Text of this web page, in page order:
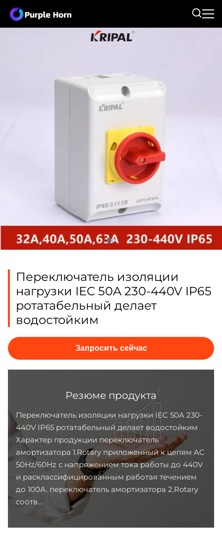
Переключатель изоляции
нагрузки IEC 50A 230-440V IP65
ротатабельный делает
водостойким
Запросить сейчас
Резюме продукта
Переключатель изоляции нагрузки IEC 50A 230-
440V IP65 ротатабельный делает водостойким
Характер продукции переключатель
амортизатора 1.Rotary приложенный к цепям AC
50Hz/60Hz с напряжением тока работы до 440V
и расклассифицированным работая течением
до 100A. переключатель амортизатора 2.Rotary
соотв...